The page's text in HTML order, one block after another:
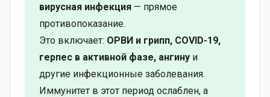
вирусная инфекция — прямое
противопоказание.
Это включает: ОРВИ и грипп, COVID-19,
герпес в активной фазе, ангину и
другие инфекционные заболевания.
Иммунитет в этот период ослаблен, а